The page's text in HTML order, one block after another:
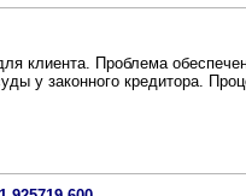
клиента. Проблема
у законного кредитора.